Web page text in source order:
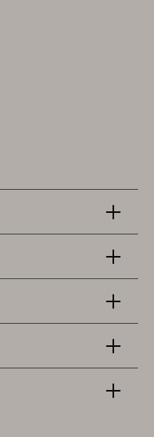
Messing poliert